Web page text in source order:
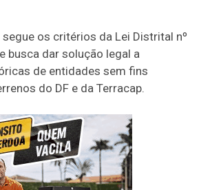
os critérios da Lei Distrital nº
busca dar solução legal a
de entidades sem fins
do DF e da Terracap.